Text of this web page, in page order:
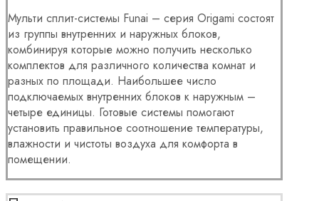
Мульти сплит-системы Funai – серия Origami состоят
из группы внутренних и наружных блоков,
комбинируя которые можно получить несколько
комплектов для различного количества комнат и
разных по площади. Наибольшее число
подключаемых внутренних блоков к наружным –
четыре единицы. Готовые системы помогают
установить правильное соотношение температуры,
влажности и чистоты воздуха для комфорта в
помещении.